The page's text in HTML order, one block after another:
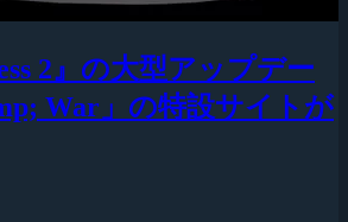
2』の大型アップデー
War」の特設サイトが